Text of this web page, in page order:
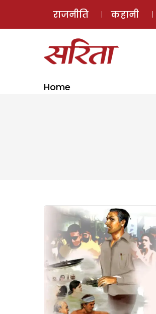
राजनीति कहानी
Home